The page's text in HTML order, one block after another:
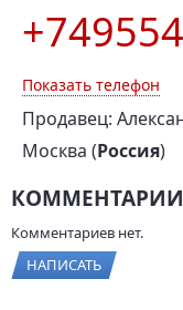
Показать телефон
Продавец:
Москва (Россия)
КОММЕНТАРИИ
Комментариев нет.
НАПИСАТЬ